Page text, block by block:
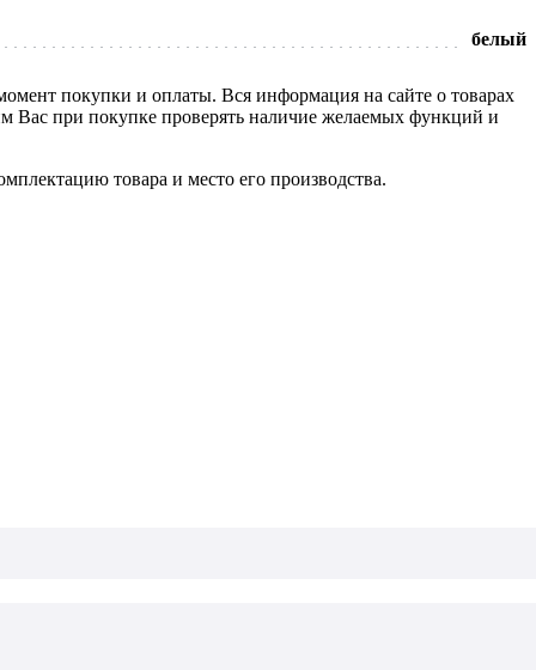
белый
покупки и оплаты. Вся информация на сайте о товарах
Вас при покупке проверять наличие желаемых функций и
товара и место его производства.